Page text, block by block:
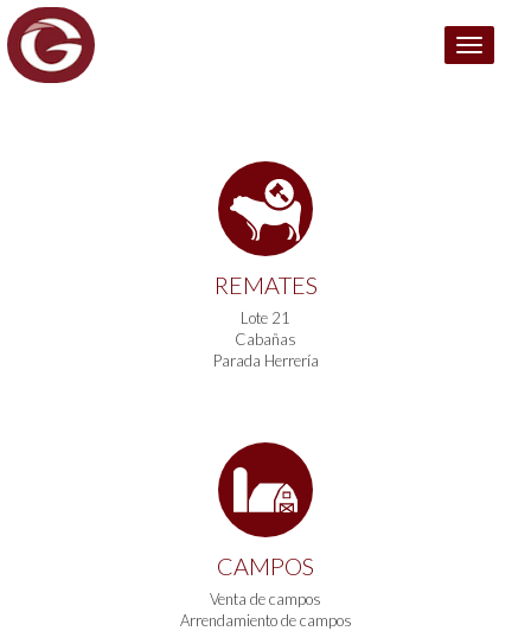
Menú
REMATES
Lote 21
Cabañas
Parada Herrería
CAMPOS
Venta de campos
Arrendamiento de campos